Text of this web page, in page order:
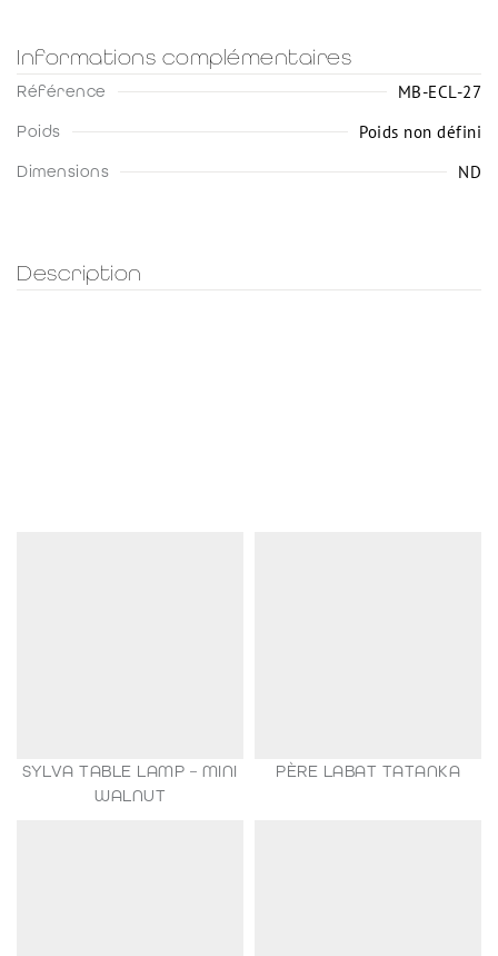
Informations complémentaires
Référence MB-ECL-27
Poids Poids non défini
Dimensions ND
Description
SYLVA TABLE LAMP – MINI
WALNUT
PÈRE LABAT TATANKA